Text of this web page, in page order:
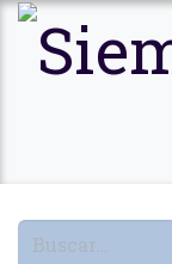
Ir al contenido